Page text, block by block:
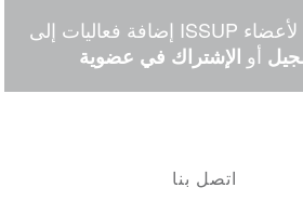
Facebook
Messenger
إضافة فعالية: يمكن لأعضاء ISSUP إضافة فعاليات إلى
أو الإشتراك في عضوية
اتصل بنا